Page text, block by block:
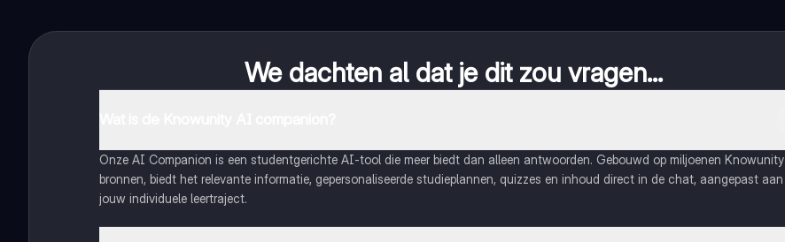
We dachten al dat je dit zou vragen...
Onze AI Companion is een studentgerichte AI-tool die meer biedt dan alleen antwoorden. Gebouwd op miljoenen Knowunity
bronnen, biedt het relevante informatie, gepersonaliseerde studieplannen, quizzes en inhoud direct in de chat, aangepast aan
jouw individuele leertraject.